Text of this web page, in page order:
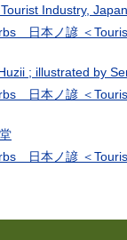
Industry,
日本ノ諺 ＜
; illustrated by
日本ノ諺 ＜
日本ノ諺 ＜